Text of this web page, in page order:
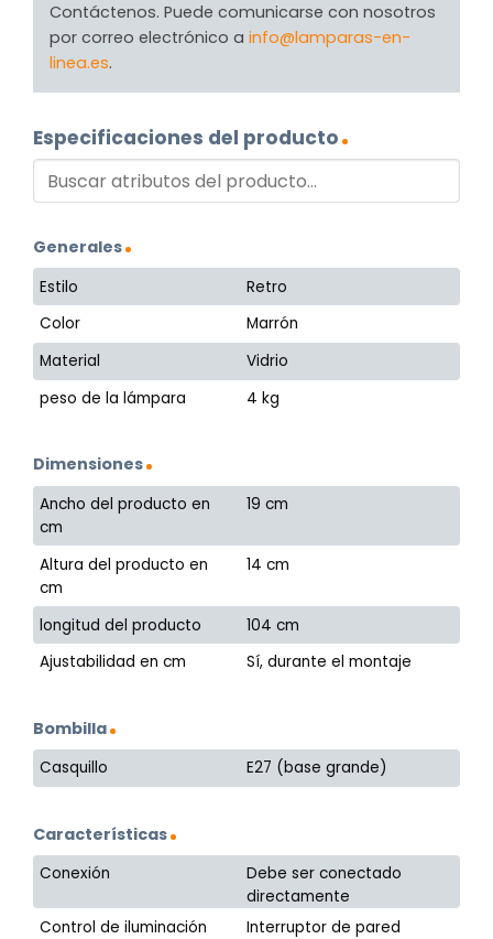
Contáctenos. Puede comunicarse con nosotros
por correo electrónico a info@lamparas-en-
linea.es.
Especificaciones del producto
Generales
Estilo
Retro
Color
Marrón
Material
Vidrio
peso de la lámpara
4 kg
Dimensiones
Ancho del producto en
cm
19 cm
Altura del producto en
cm
14 cm
longitud del producto
104 cm
Ajustabilidad en cm
Sí, durante el montaje
Bombilla
Casquillo E27 (base grande)
Características
Conexión
Debe ser conectado
directamente
Control de iluminación
Interruptor de pared